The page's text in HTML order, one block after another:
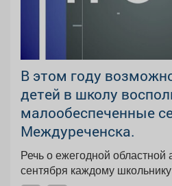
В этом году
детей в школу
малообеспеченные
Междуреченска.
Речь о ежегодной
сентября каждому